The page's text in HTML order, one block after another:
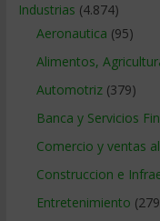
Industrias (4.874)
Aeronautica (95)
Alimentos,
Automotriz(379)
Banca y Servicios
Comercio y ventas
Construccion e
Entretenimiento